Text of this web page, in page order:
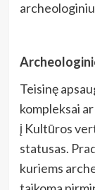
Teisinę
kompleksai
į Kultūros
statusas.
kuriems